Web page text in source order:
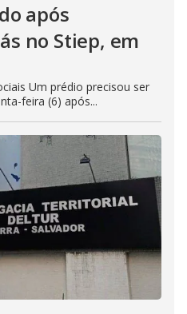
após
no Stiep, em
Um prédio precisou ser
feira (6) após...